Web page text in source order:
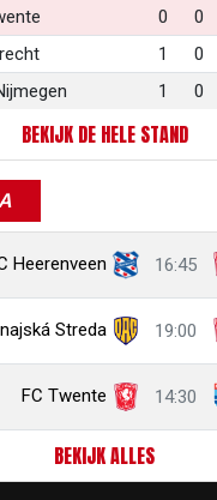
0 0
1 0
1 0
BEKIJK DE HELE STAND
Heerenveen 16:45
Streda 19:00
FC Twente 14:30
BEKIJK ALLES